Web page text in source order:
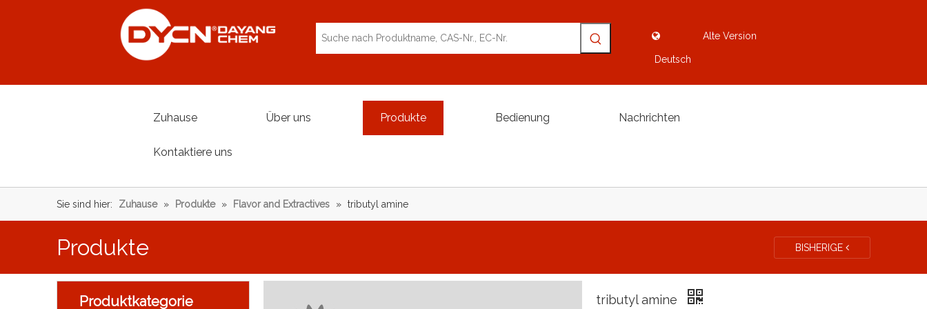
Deutsch
Alte Version
Zuhause Über uns Produkte Bedienung Nachrichten
Kontaktiere uns
Sie sind hier: Zuhause » Produkte » Flavor and Extractives » tributyl amine
Produkte BISHERIGE
Produktkategorie tributyl amine